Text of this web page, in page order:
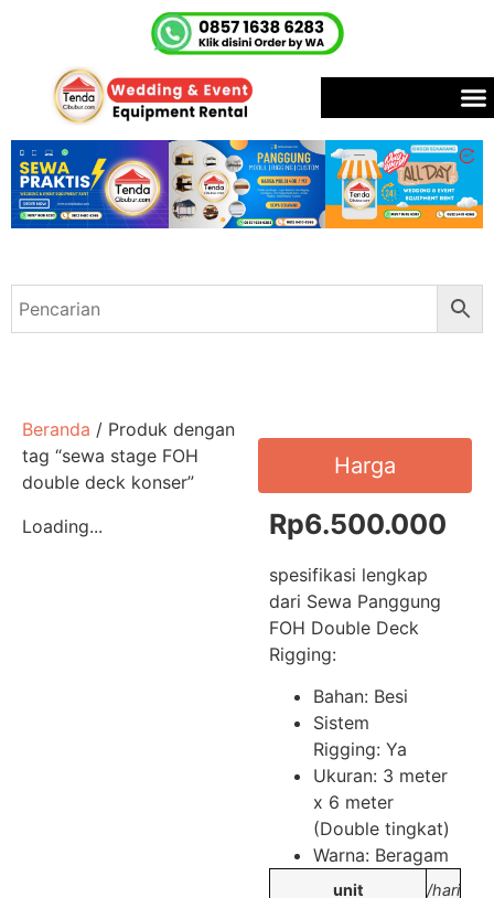
Beranda / Produk dengan
tag “sewa stage FOH
double deck konser”
Loading...
Harga
Rp6.500.000
spesifikasi lengkap
dari Sewa Panggung
FOH Double Deck
Rigging:
Bahan: Besi
Sistem
Rigging: Ya
Ukuran: 3 meter
x 6 meter
(Double tingkat)
Warna: Beragam
unit /hari